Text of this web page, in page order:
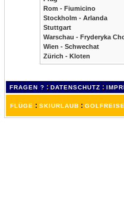
Rom - Fiumicino
Stockholm - Arlanda
Stuttgart
Warschau - Fryderyka
Wien - Schwechat
Zürich - Kloten
FRAGEN ? : DATENSCHUTZ :
FLÜGE : SKIURLAUB :